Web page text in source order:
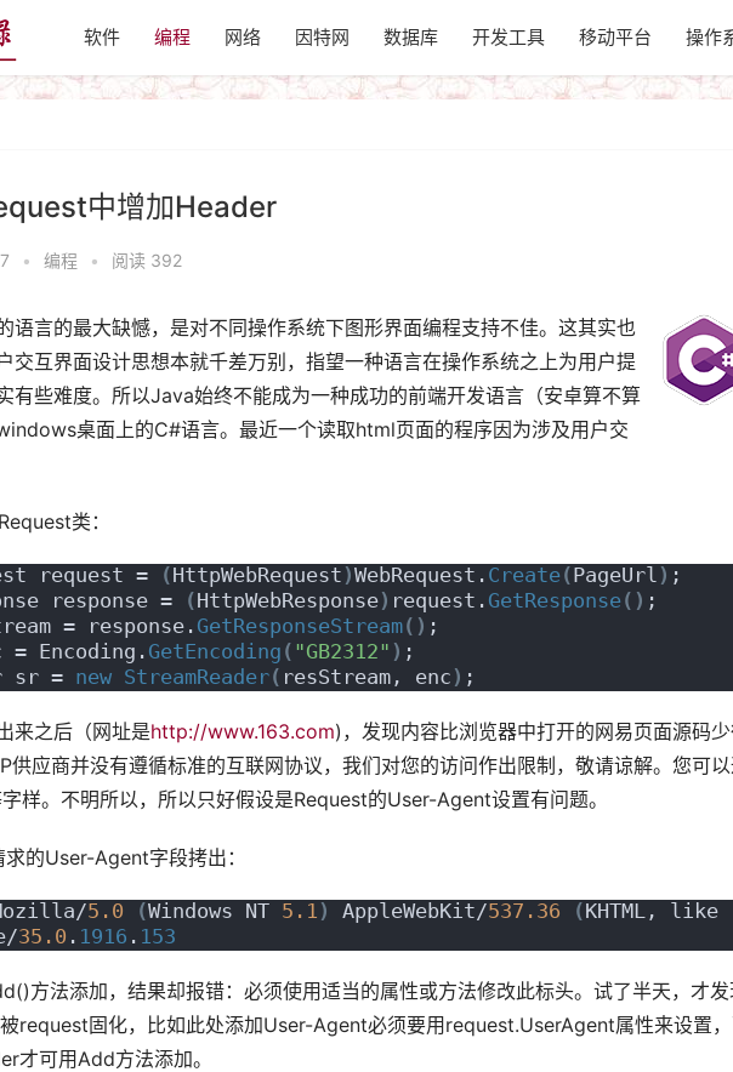
软件 编程 网络 因特网 数据库 开发工具 移动平台 操作
中增加Header
• 编程 • 阅读 392
语言的最大缺憾，是对不同操作系统下图形界面编程支持不佳。这其实也
交互界面设计思想本就千差万别，指望一种语言在操作系统之上为用户提
有些难度。所以Java始终不能成为一种成功的前端开发语言（安卓算不算
桌面上的C#语言。最近一个读取html页面的程序因为涉及用户交
类：
request = (HttpWebRequest )WebRequest. Create(PageUrl ) ;
response =
(HttpWebResponse) request. GetResponse() ;
= response. GetResponseStream() ;
= Encoding. GetEncoding ( "GB2312" ) ;
sr = new StreamReader( resStream, enc ) ;
来之后（网址是http://www.163.com)，发现内容比浏览器中打开的网易页面源码
供应商并没有遵循标准的互联网协议，我们对您的访问作出限制，敬请谅解。您可
样。不明所以，所以只好假设是Request的User-Agent设置有问题。
的User-Agent字段拷出：
5.0 (Windows NT 5.1 ) AppleWebKit/537.36 (KHTML, like
35.0 . 1916 . 153
方法添加，结果却报错：必须使用适当的属性或方法修改此标头。试了半天，才
request固化，比如此处添加User-Agent必须要用request.UserAgent属性来设置
才可用Add方法添加。